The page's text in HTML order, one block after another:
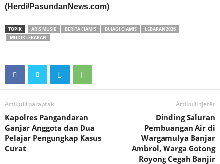
(Herdi/PasundanNews.com)
TOPIK ARIS MUSIK BERITA CIAMIS BUIAGI CIAMIS
LEBARAN 2026
MUDIK LEBARAN
Artikulli paraprak
Kapolres Pangandaran
Ganjar Anggota dan Dua
Pelajar Pengungkap Kasus
Curat
Artikulli tjetër
Dinding Saluran
Pembuangan Air di
Wargamulya Banjar
Ambrol, Warga Gotong
Royong Cegah Banjir